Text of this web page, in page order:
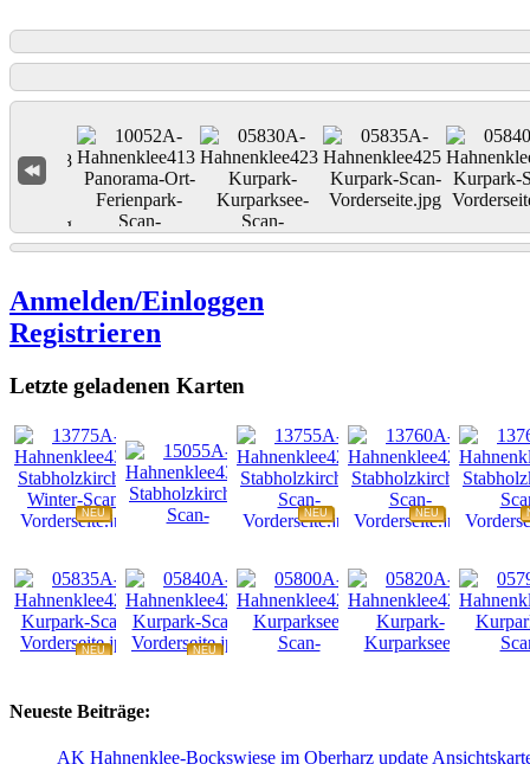
Anmelden/Einloggen
Registrieren
Letzte geladenen Karten
NEU NEU NEU
NEU
NEU
Neueste Beiträge:
AK Hahnenklee-Bockswiese im Oberharz update